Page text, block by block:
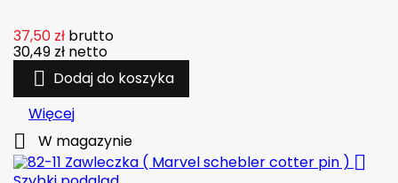
37,50 zł brutto
30,49 zł netto
 Dodaj do koszyka
Więcej
 W magazynie
